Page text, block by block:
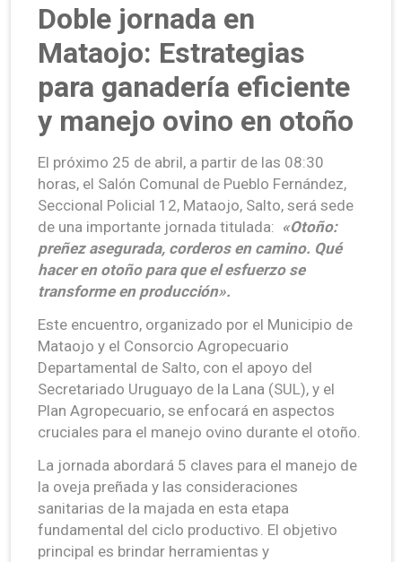
Doble jornada en
Mataojo: Estrategias
para ganadería eficiente
y manejo ovino en otoño
El próximo 25 de abril, a partir de las 08:30
horas, el Salón Comunal de Pueblo Fernández,
Seccional Policial 12, Mataojo, Salto, será sede
de una importante jornada titulada: «Otoño:
preñez asegurada, corderos en camino. Qué
hacer en otoño para que el esfuerzo se
transforme en producción».
Este encuentro, organizado por el Municipio de
Mataojo y el Consorcio Agropecuario
Departamental de Salto, con el apoyo del
Secretariado Uruguayo de la Lana (SUL), y el
Plan Agropecuario, se enfocará en aspectos
cruciales para el manejo ovino durante el otoño.
La jornada abordará 5 claves para el manejo de
la oveja preñada y las consideraciones
sanitarias de la majada en esta etapa
fundamental del ciclo productivo. El objetivo
principal es brindar herramientas y